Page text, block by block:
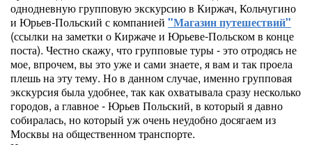
однодневную групповую экскурсию в Киржач, Кольчугино
и Юрьев-Польский с компанией "Магазин путешествий"
(ссылки на заметки о Киржаче и Юрьеве-Польском в конце
поста). Честно скажу, что групповые туры - это отродясь не
мое, впрочем, вы это уже и сами знаете, я вам и так проела
плешь на эту тему. Но в данном случае, именно групповая
экскурсия была удобнее, так как охватывала сразу несколько
городов, а главное - Юрьев Польский, в который я давно
собиралась, но который уж очень неудобно досягаем из
Москвы на общественном транспорте.